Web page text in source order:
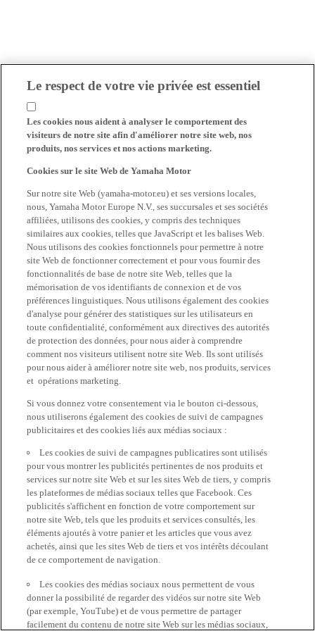
Le respect de votre vie privée est essentiel
Les cookies nous aident à analyser le comportement des
visiteurs de notre site afin d'améliorer notre site web, nos
produits, nos services et nos actions marketing.
Cookies sur le site Web de Yamaha Motor
Sur notre site Web (yamaha-motor.eu) et ses versions locales,
nous, Yamaha Motor Europe N.V., ses succursales et ses sociétés
affiliées, utilisons des cookies, y compris des techniques
similaires aux cookies, telles que JavaScript et les balises Web.
Nous utilisons des cookies fonctionnels pour permettre à notre
site Web de fonctionner correctement et pour vous fournir des
fonctionnalités de base de notre site Web, telles que la
mémorisation de vos identifiants de connexion et de vos
préférences linguistiques. Nous utilisons également des cookies
d'analyse pour générer des statistiques sur les utilisateurs en
toute confidentialité, conformément aux directives des autorités
de protection des données, pour nous aider à comprendre
comment nos visiteurs utilisent notre site Web. Ils sont utilisés
pour nous aider à améliorer notre site web, nos produits, services
et opérations marketing.
Si vous donnez votre consentement via le bouton ci-dessous,
nous utiliserons également des cookies de suivi de campagnes
publicitaires et des cookies liés aux médias sociaux :
Les cookies de suivi de campagnes publicatires sont utilisés
pour vous montrer les publicités pertinentes de nos produits et
services sur notre site Web et sur les sites Web de tiers, y compris
les plateformes de médias sociaux telles que Facebook. Ces
publicités s'affichent en fonction de votre comportement sur
notre site Web, tels que les produits et services consultés, les
éléments ajoutés à votre panier et les articles que vous avez
achetés, ainsi que les sites Web de tiers et vos intérêts découlant
de ce comportement de navigation.
Les cookies des médias sociaux nous permettent de vous
donner la possibilité de regarder des vidéos sur notre site Web
(par exemple, YouTube) et de vous permettre de partager
facilement du contenu de notre site Web sur les médias sociaux,